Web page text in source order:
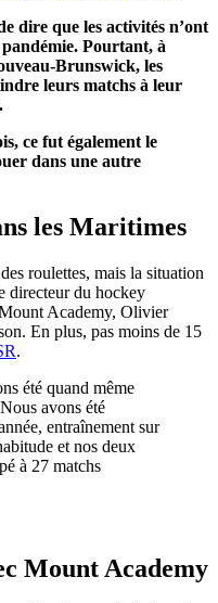
dire que les activités n’ont
Pourtant, à
Brunswick, les
leurs matchs à leur
ce fut également le
dans une autre
les Maritimes
roulettes, mais la situation
directeur du hockey
Academy, Olivier
En plus, pas moins de 15
.
été quand même
avons été
entraînement sur
et nos deux
à 27 matchs
Mount Academy